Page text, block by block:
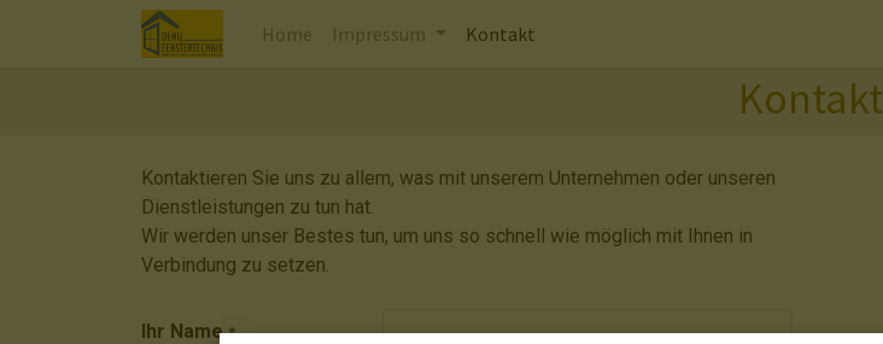
Home Impressum Kontakt
Kontakt
Kontaktieren Sie uns zu allem, was mit unserem Unternehmen oder unseren
Dienstleistungen zu tun hat.
Wir werden unser Bestes tun, um uns so schnell wie möglich mit Ihnen in
Verbindung zu setzen.
Ihr Name *